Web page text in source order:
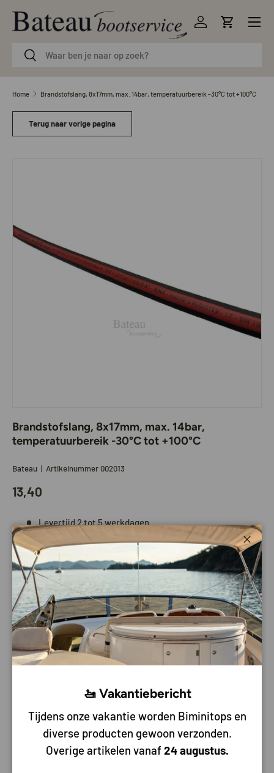
Ga naar inhoud
ZoekenZoeken
Inloggen
Menu
Home Brandstofslang, 8x17mm, max. 14bar, temperatuurbereik -30°C tot +100°C
Terug naar vorige pagina
Brandstofslang, 8x17mm, max. 14bar,
temperatuurbereik -30°C tot +100°C
Bateau | Artikelnummer002013
13,40
Levertijd 2 tot 5 werkdagen
Aantal
-
Voeg toe aan mijn bestelling
Pick-up beschikbaar bijBateau Bootservice
Meestal klaar binnen 2-4 dagen
Bekijk winkelinformatie
Slang & pompbal
Gratis verzending vanaf 150 euro
🚤 Vakantiebericht
Tijdens onze vakantie worden Biminitops en
diverse producten gewoon verzonden.
Overige artikelen vanaf24 augustus.